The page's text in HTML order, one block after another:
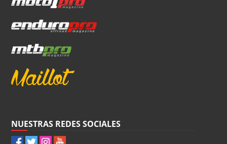
NUESTRAS REDES SOCIALES